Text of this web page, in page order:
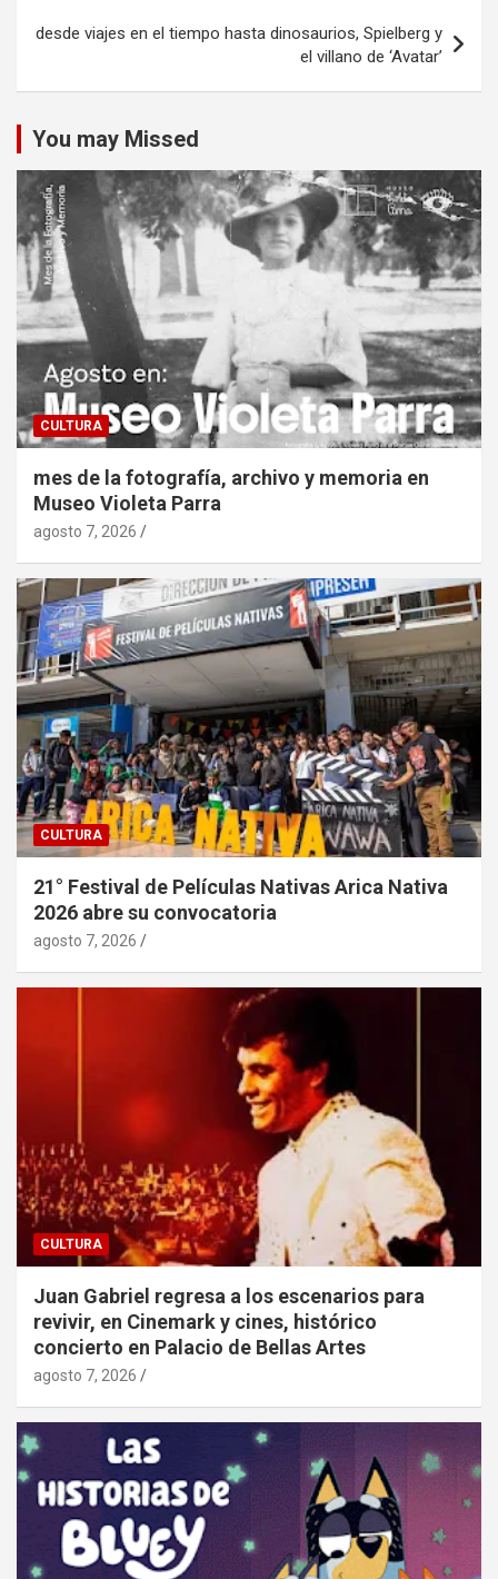
desde viajes en el tiempo hasta dinosaurios, Spielberg y
el villano de ‘Avatar’
You may Missed
CULTURA
mes de la fotografía, archivo y memoria en
Museo Violeta Parra
agosto 7, 2026
CULTURA
21° Festival de Películas Nativas Arica Nativa
2026 abre su convocatoria
agosto 7, 2026
CULTURA
Juan Gabriel regresa a los escenarios para
revivir, en Cinemark y cines, histórico
concierto en Palacio de Bellas Artes
agosto 7, 2026